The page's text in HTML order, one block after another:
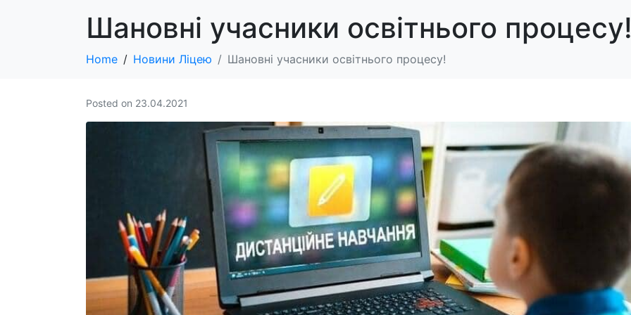
Шановні учасники освітнього
Home Новини Ліцею Шановні учасники освітнього процесу!
Posted on 23.04.2021